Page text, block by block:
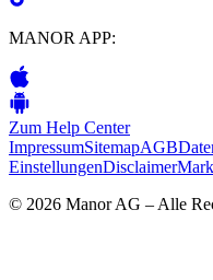
MANOR APP:
Zum Help Center
ImpressumSitemapAGB
EinstellungenDisclaimer
© 2026 Manor AG – Alle